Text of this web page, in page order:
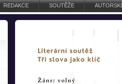
REDAKCE SOUTĚŽE